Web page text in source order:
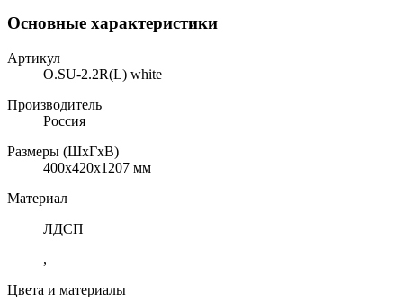
Основные характеристики
Артикул
O.SU-2.2R(L) white
Производитель
Россия
Размеры (ШхГхВ)
400x420x1207 мм
Материал
ЛДСП
,
Цвета и материалы